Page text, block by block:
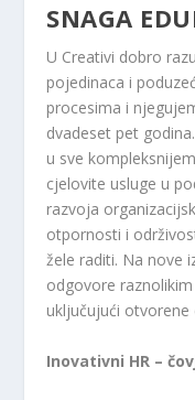
SNAGA
U Creativi dobro
pojedinaca i
procesima i
dvadeset pet
u sve
cjelovite usluge u
razvoja
otpornosti i
žele raditi. Na nove
odgovore
uključujući
Inovativni HR –